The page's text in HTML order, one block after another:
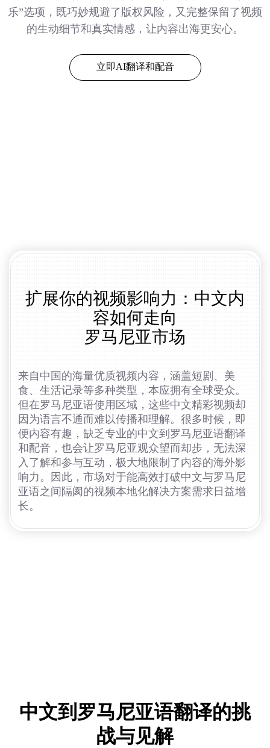
乐”选项，既巧妙规避了版权风险，又完整保留了视频
的生动细节和真实情感，让内容出海更安心。
立即AI翻译和配音
扩展你的视频影响力：中文内
容如何走向
罗马尼亚市场
来自中国的海量优质视频内容，涵盖短剧、美
食、生活记录等多种类型，本应拥有全球受众。
但在罗马尼亚语使用区域，这些中文精彩视频却
因为语言不通而难以传播和理解。很多时候，即
便内容有趣，缺乏专业的中文到罗马尼亚语翻译
和配音，也会让罗马尼亚观众望而却步，无法深
入了解和参与互动，极大地限制了内容的海外影
响力。因此，市场对于能高效打破中文与罗马尼
亚语之间隔阂的视频本地化解决方案需求日益增
长。
中文到罗马尼亚语翻译的挑
战与见解